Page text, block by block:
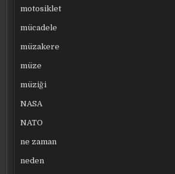
motosiklet
mücadele
müzakere
müze
müziği
NASA
NATO
ne zaman
neden